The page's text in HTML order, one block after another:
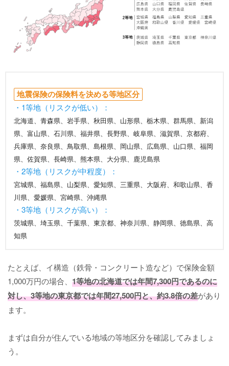
地震保険の保険料を決める等地区分
・1等地（リスクが低い）：
北海道、青森県、岩手県、秋田県、山形県、栃木県、群馬県、新潟
県、富山県、石川県、福井県、長野県、岐阜県、滋賀県、京都府、
兵庫県、奈良県、鳥取県、島根県、岡山県、広島県、山口県、福岡
県、佐賀県、長崎県、熊本県、大分県、鹿児島県
・2等地（リスクが中程度）：
宮城県、福島県、山梨県、愛知県、三重県、大阪府、和歌山県、香
川県、愛媛県、宮崎県、沖縄県
・3等地（リスクが高い）：
茨城県、埼玉県、千葉県、東京都、神奈川県、静岡県、徳島県、高
知県
たとえば、イ構造（鉄骨・コンクリート造など）で保険金額
1,000万円の場合、 1等地の北海道では年間7,300円であるのに
対し、3等地の東京都では年間27,500円と、約3.8倍の差があり
ます。
まずは自分が住んでいる地域の等地区分を確認してみましょ
う。